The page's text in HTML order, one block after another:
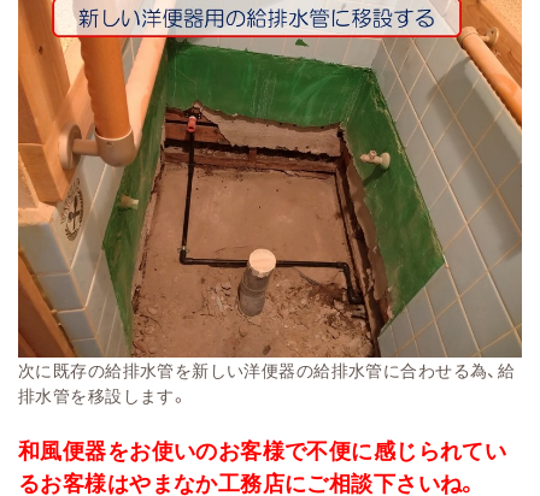
次に既存の給排水管を新しい洋便器の給排水管に合わせる為、給
排水管を移設します。
和風便器をお使いのお客様で不便に感じられてい
るお客様はやまなか工務店にご相談下さいね。